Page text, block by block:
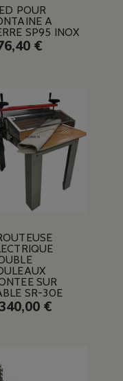
POUR
A
SP95 INOX
€
SUR
SR-30E
€